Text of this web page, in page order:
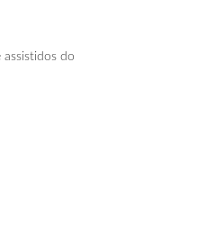
do